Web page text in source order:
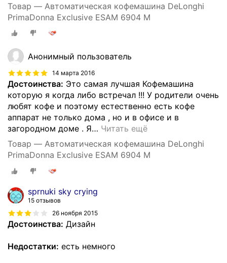
Товар — Автоматическая кофемашина DeLonghi
PrimaDonna Exclusive ESAM 6904 M
Анонимный пользователь
14 марта 2016
Достоинства: Это самая лучшая Кофемашина
которую я когда либо встречал !!! У родители очень
любят кофе и поэтому естественно есть кофе
аппарат не только дома , но и в офисе и в
загородном доме . Я… Читать ещё
Товар — Автоматическая кофемашина DeLonghi
PrimaDonna Exclusive ESAM 6904 M
sprnuki sky crying
15 отзывов
26 ноября 2015
Достоинства: Дизайн
Недостатки: есть немного